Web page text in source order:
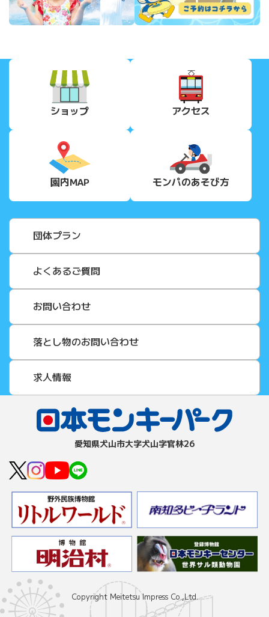
ショップ アクセス
園内MAP モンパのあそび方
団体プラン
よくあるご質問
お問い合わせ
落とし物のお問い合わせ
求人情報
愛知県⽝⼭市⼤字⽝⼭字官林26
Copyright Meitetsu Impress Co.,Ltd.